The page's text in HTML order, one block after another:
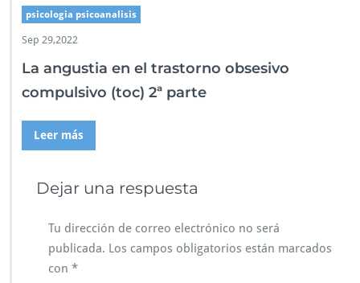
psicologia psicoanalisis
Sep 29,2022
La angustia en el trastorno obsesivo
compulsivo (toc) 2ª parte
Leer más
Dejar una respuesta
Tu dirección de correo electrónico no será
publicada. Los campos obligatorios están marcados
con *